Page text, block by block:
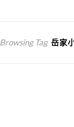
Browsing Tag 岳家